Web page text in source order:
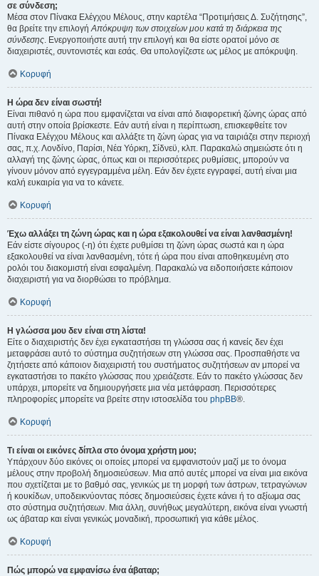
σε σύνδεση;
Μέσα στον Πίνακα Ελέγχου Μέλους, στην καρτέλα “Προτιμήσεις Δ. Συζήτησης”,
θα βρείτε την επιλογήΑπόκρυψη των στοιχείων μου κατά τη διάρκεια της
σύνδεσης. Ενεργοποιήστε αυτή την επιλογή και θα είστε ορατοί μόνο σε
διαχειριστές, συντονιστές και εσάς. Θα υπολογίζεστε ως μέλος με απόκρυψη.
Κορυφή
Η ώρα δεν είναι σωστή!
Είναι πιθανό η ώρα που εμφανίζεται να είναι από διαφορετική ζώνης ώρας από
αυτή στην οποία βρίσκεστε. Εάν αυτή είναι η περίπτωση, επισκεφθείτε τον
Πίνακα Ελέγχου Μέλους και αλλάξτε τη ζώνη ώρας για να ταιριάζει στην περιοχή
σας, π.χ. Λονδίνο, Παρίσι, Νέα Υόρκη, Σίδνεϋ, κλπ. Παρακαλώ σημειώστε ότι η
αλλαγή της ζώνης ώρας, όπως και οι περισσότερες ρυθμίσεις, μπορούν να
γίνουν μόνον από εγγεγραμμένα μέλη. Εάν δεν έχετε εγγραφεί, αυτή είναι μια
καλή ευκαιρία για να το κάνετε.
Κορυφή
Έχω αλλάξει τη ζώνη ώρας και η ώρα εξακολουθεί να είναι λανθασμένη!
Εάν είστε σίγουρος (-η) ότι έχετε ρυθμίσει τη ζώνη ώρας σωστά και η ώρα
εξακολουθεί να είναι λανθασμένη, τότε ή ώρα που είναι αποθηκευμένη στο
ρολόι του διακομιστή είναι εσφαλμένη. Παρακαλώ να ειδοποιήσετε κάποιον
διαχειριστή για να διορθώσει το πρόβλημα.
Κορυφή
Η γλώσσα μου δεν είναι στη λίστα!
Είτε ο διαχειριστής δεν έχει εγκαταστήσει τη γλώσσα σας ή κανείς δεν έχει
μεταφράσει αυτό το σύστημα συζητήσεων στη γλώσσα σας. Προσπαθήστε να
ζητήσετε από κάποιον διαχειριστή του συστήματος συζητήσεων αν μπορεί να
εγκαταστήσει το πακέτο γλώσσας που χρειάζεστε. Εάν το πακέτο γλώσσας δεν
υπάρχει, μπορείτε να δημιουργήσετε μια νέα μετάφραση. Περισσότερες
πληροφορίες μπορείτε να βρείτε στην ιστοσελίδα του phpBB®.
Κορυφή
Τι είναι οι εικόνες δίπλα στο όνομα χρήστη μου;
Υπάρχουν δύο εικόνες οι οποίες μπορεί να εμφανιστούν μαζί με το όνομα
μέλους στην προβολή δημοσιεύσεων. Μια από αυτές μπορεί να είναι μια εικόνα
που σχετίζεται με το βαθμό σας, γενικώς με τη μορφή των άστρων, τετραγώνων
ή κουκίδων, υποδεικνύοντας πόσες δημοσιεύσεις έχετε κάνει ή το αξίωμα σας
στο σύστημα συζητήσεων. Μια άλλη, συνήθως μεγαλύτερη, εικόνα είναι γνωστή
ως άβαταρ και είναι γενικώς μοναδική, προσωπική για κάθε μέλος.
Κορυφή
Πώς μπορώ να εμφανίσω ένα άβαταρ;